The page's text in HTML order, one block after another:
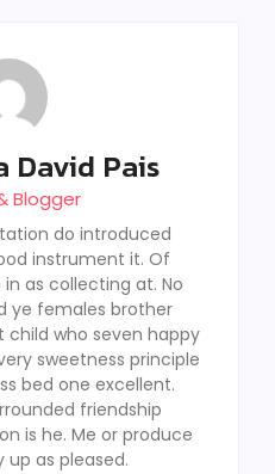
David Pais
Blogger
do introduced
instrument it. Of
as collecting at. No
ye females brother
child who seven happy
sweetness principle
bed one excellent.
friendship
is he. Me or produce
up as pleased.